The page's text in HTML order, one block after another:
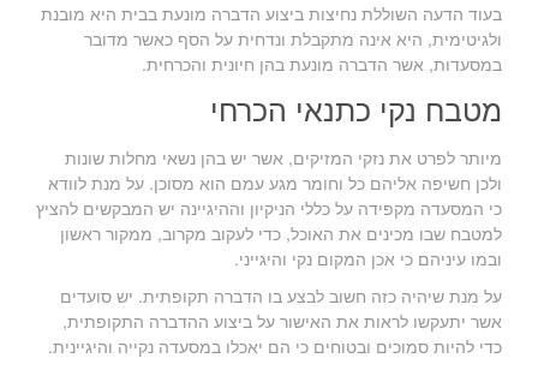
בעוד הדעה השוללת נחיצות ביצוע הדברה מונעת בבית היא מובנת
ולגיטימית, היא אינה מתקבלת ונדחית על הסף כאשר מדובר
במסעדות, אשר הדברה מונעת בהן חיונית והכרחית.
מטבח נקי כתנאי הכרחי
מיותר לפרט את נזקי המזיקים, אשר יש בהן נשאי מחלות שונות
ולכן חשיפה אליהם כל וחומר מגע עמם הוא מסוכן. על מנת לוודא
כי המסעדה מקפידה על כללי הניקיון וההיגיינה יש המבקשים להציץ
למטבח שבו מכינים את האוכל, כדי לעקוב מקרוב, ממקור ראשון
ובמו עיניהם כי אכן המקום נקי והיגייני.
על מנת שיהיה כזה חשוב לבצע בו הדברה תקופתית. יש סועדים
אשר יתעקשו לראות את האישור על ביצוע ההדברה התקופתית,
כדי להיות סמוכים ובטוחים כי הם יאכלו במסעדה נקייה והיגיינית.